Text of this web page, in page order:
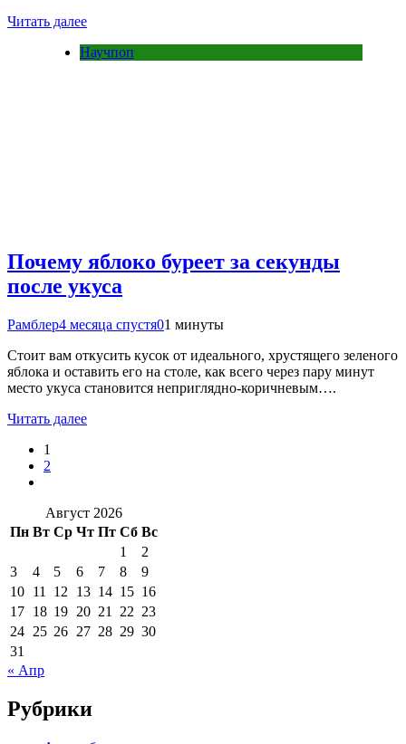
Читать далее
Научпоп
Почему яблоко буреет за секунды
после укуса
Рамблер4 месяца спустя01 минуты
Стоит вам откусить кусок от идеального, хрустящего зеленого
яблока и оставить его на столе, как всего через пару минут
место укуса становится неприглядно-коричневым….
Читать далее
1
2
Август 2026
Пн Вт Ср Чт Пт Сб Вс
1
2
3
4 5 6 7 8
9
10 11 12 13 14 15 16
17 18 19 20 21 22 23
24 25 26 27 28 29 30
31
« Апр
Рубрики